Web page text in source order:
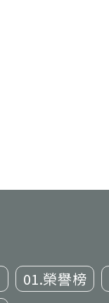
01.榮譽榜